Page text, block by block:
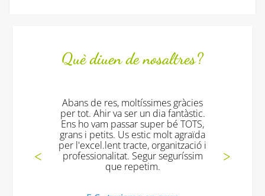
Què diuen de nosaltres?
gràcies
un dia fantàstic.
super bé TOTS,
estic molt agraïda
organització i
Segur seguríssim
Tot fantástic!!!! els
excelents!! i tornarem!!
Mª Jesus V., Turisme